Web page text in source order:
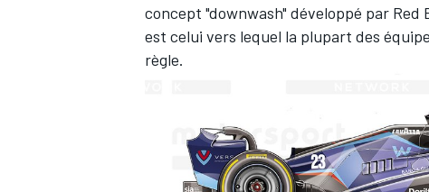
concept "downwash" développé par Red
est celui vers lequel la plupart des
règle.